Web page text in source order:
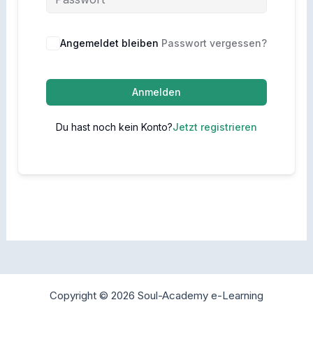
Angemeldet bleiben Passwort vergessen?
Anmelden
Du hast noch kein Konto?Jetzt registrieren
Copyright © 2026 Soul-Academy e-Learning